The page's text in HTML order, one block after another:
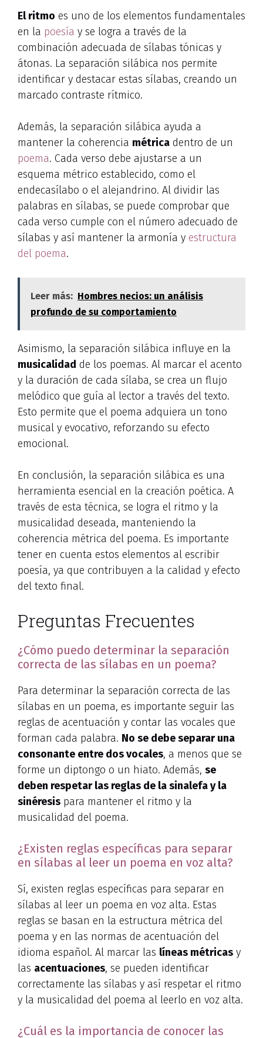
El ritmo es uno de los elementos fundamentales
en la poesía y se logra a través de la
combinación adecuada de sílabas tónicas y
átonas. La separación silábica nos permite
identificar y destacar estas sílabas, creando un
marcado contraste rítmico.
Además, la separación silábica ayuda a
mantener la coherencia métrica dentro de un
poema. Cada verso debe ajustarse a un
esquema métrico establecido, como el
endecasílabo o el alejandrino. Al dividir las
palabras en sílabas, se puede comprobar que
cada verso cumple con el número adecuado de
sílabas y así mantener la armonía y estructura
del poema.
Leer más: Hombres necios: un análisis
profundo de su comportamiento
Asimismo, la separación silábica influye en la
musicalidad de los poemas. Al marcar el acento
y la duración de cada sílaba, se crea un flujo
melódico que guía al lector a través del texto.
Esto permite que el poema adquiera un tono
musical y evocativo, reforzando su efecto
emocional.
En conclusión, la separación silábica es una
herramienta esencial en la creación poética. A
través de esta técnica, se logra el ritmo y la
musicalidad deseada, manteniendo la
coherencia métrica del poema. Es importante
tener en cuenta estos elementos al escribir
poesía, ya que contribuyen a la calidad y efecto
del texto final.
Preguntas Frecuentes
¿Cómo puedo determinar la separación
correcta de las sílabas en un poema?
Para determinar la separación correcta de las
sílabas en un poema, es importante seguir las
reglas de acentuación y contar las vocales que
forman cada palabra. No se debe separar una
consonante entre dos vocales, a menos que se
forme un diptongo o un hiato. Además, se
deben respetar las reglas de la sinalefa y la
sinéresis para mantener el ritmo y la
musicalidad del poema.
¿Existen reglas específicas para separar
en sílabas al leer un poema en voz alta?
Sí, existen reglas específicas para separar en
sílabas al leer un poema en voz alta. Estas
reglas se basan en la estructura métrica del
poema y en las normas de acentuación del
idioma español. Al marcar las líneas métricas y
las acentuaciones, se pueden identificar
correctamente las sílabas y así respetar el ritmo
y la musicalidad del poema al leerlo en voz alta.
¿Cuál es la importancia de conocer las